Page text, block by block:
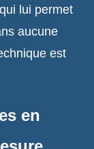
lui permet
aucune
est
en